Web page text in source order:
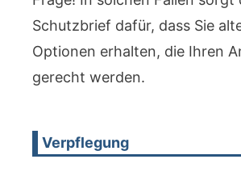
Schutzbrief dafür, dass Sie
Optionen erhalten, die Ihren
gerecht werden.
Verpflegung